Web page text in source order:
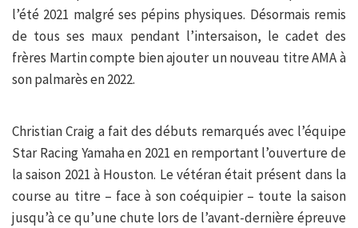
l’été 2021 malgré ses pépins physiques. Désormais remis
de tous ses maux pendant l’intersaison, le cadet des
frères Martin compte bien ajouter un nouveau titre AMA à
son palmarès en 2022.
Christian Craig a fait des débuts remarqués avec l’équipe
Star Racing Yamaha en 2021 en remportant l’ouverture de
la saison 2021 à Houston. Le vétéran était présent dans la
course au titre – face à son coéquipier – toute la saison
jusqu’à ce qu’une chute lors de l’avant-dernière épreuve